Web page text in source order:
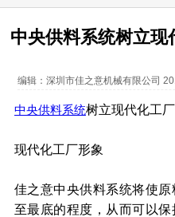
中央供料系统树立现
编辑：深圳市佳之意机械有限公司
中央供料系统树立现代化工
现代化工厂形象
佳之意中央供料系统将使
至最底的程度，从而可以